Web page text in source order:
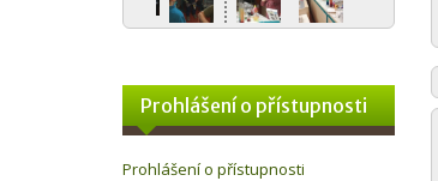
Prohlášení o přístupnosti
Prohlášení o přístupnosti